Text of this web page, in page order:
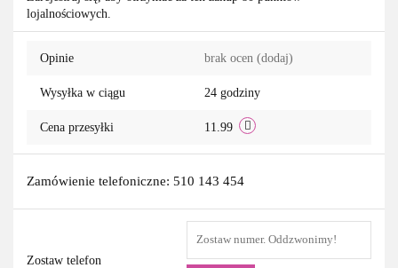
lojalnościowych.
Opinie brak ocen (dodaj)
Wysyłka w ciągu 24 godziny
Cena przesyłki 11.99
Zamówienie telefoniczne: 510 143 454
Zostaw telefon